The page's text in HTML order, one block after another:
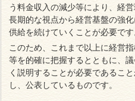
う料金収入の減少等により、経
長期的な視点から経営基盤の強
供給を続けていくことが必要です
このため、これまで以上に経営
等を的確に把握するとともに、
く説明することが必要であるこ
し、公表しているものです。